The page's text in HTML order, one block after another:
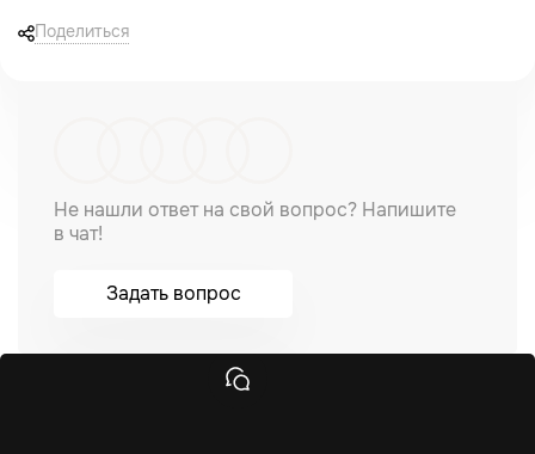
Поделиться
Не нашли ответ на свой вопрос? Напишите
в чат!
Задать вопрос